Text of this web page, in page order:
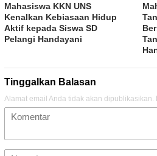
Mahasiswa KKN UNS
Kenalkan Kebiasaan Hidup
Aktif kepada Siswa SD
Pelangi Handayani
Tinggalkan Balasan
Alamat email Anda tidak akan dipublikasikan.